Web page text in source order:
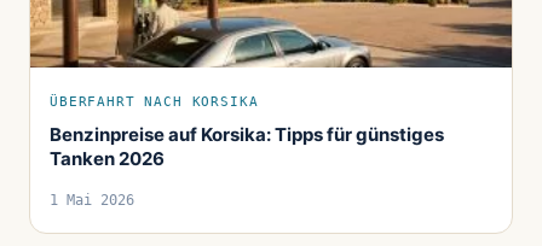
ÜBERFAHRT NACH KORSIKA
Benzinpreise auf Korsika: Tipps für günstiges
Tanken 2026
1 Mai 2026